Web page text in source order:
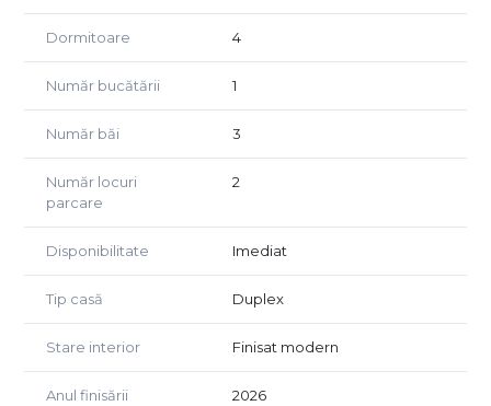
baie (se preda semifinisata, cu sapa turnata si utilitati
Constructie pe cadre din beton cu zidarie BCA. Dotari:
incalzire in pardoseala, centrala termica pe gaz, tamplarie
cu geam tripan.
Situata aproape de statia de metrou Berceni, cu acces
rapid la supermarketuri si toate facilitatile zonei.
Dormitoare 4
Număr bucătării 1
Număr băi 3
Număr locuri
parcare
2
Disponibilitate Imediat
Tip casă Duplex
Stare interior Finisat modern
Anul finisării 2026